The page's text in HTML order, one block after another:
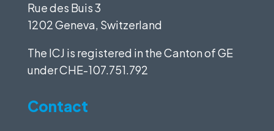
Rue des Buis 3
1202 Geneva, Switzerland
The ICJ is registered in the Canton of GE
underCHE-107.751.792
Contact